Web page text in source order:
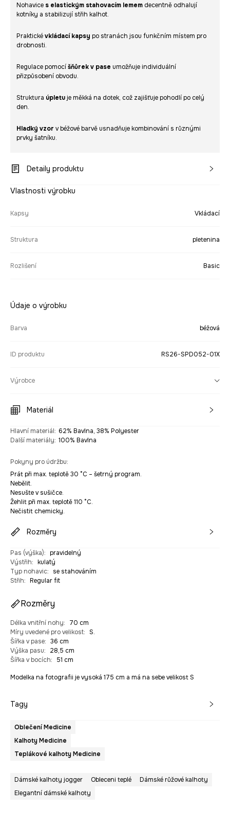
Nohavice s elastickým stahovacím lemem decentně odhalují
kotníky a stabilizují střih kalhot.
Praktickévkládací kapsy po stranách jsou funkčním místem pro
drobnosti.
Regulace pomocíšňůrek v pase umožňuje individuální
přizpůsobení obvodu.
Struktura úpletuje měkká na dotek, což zajišťuje pohodlí po celý
den.
Hladký vzor v béžové barvě usnadňuje kombinování s různými
prvky šatníku.
Detaily produktu
Vlastnosti výrobku
Kapsy Vkládací
Struktura pletenina
Rozlišení Basic
Údaje o výrobku
Barva béžová
ID produktu RS26-SPD052-01X
Výrobce
Materiál
Hlavní materiál: 62% Bavlna, 38% Polyester
Další materiály: 100% Bavlna
Pokyny pro údržbu:
Prát při max. teplotě 30 °C – šetrný program.
Nebělit.
Nesušte v sušičce.
Žehlit při max. teplotě 110 °C.
Nečistit chemicky.
Rozměry
Pas (výška): pravidelný
Výstřih: kulatý
Typ nohavic:
se stahováním
Střih: Regular fit
Rozměry
Délka vnitřní nohy:
70 cm
Míry uvedené pro velikost: S.
Šířka v pase: 36 cm
Výška pasu:
28,5 cm
Šířka v bocích: 51 cm
Modelka na fotografii je vysoká 175 cm a má na sebe velikost S
Tagy
Oblečení Medicine
Kalhoty Medicine
Teplákové kalhoty Medicine
Dámské kalhoty jogger Obleceni teplé
Dámské růžové kalhoty
Elegantní dámské kalhoty